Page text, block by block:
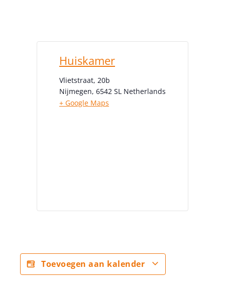
Huiskamer
Vlietstraat, 20b
Nijmegen, 6542 SL Netherlands
+ Google Maps
Toevoegen aan kalender